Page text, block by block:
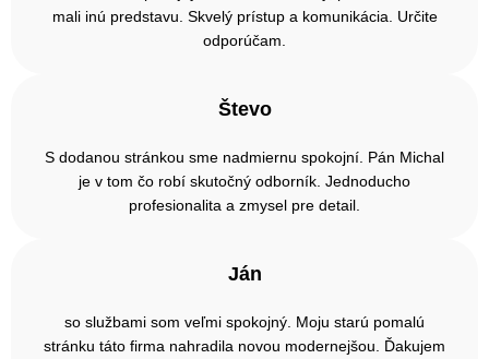
mali inú predstavu. Skvelý prístup a komunikácia. Určite
odporúčam.
Števo
S dodanou stránkou sme nadmiernu spokojní. Pán Michal
je v tom čo robí skutočný odborník. Jednoducho
profesionalita a zmysel pre detail.
Ján
so službami som veľmi spokojný. Moju starú pomalú
stránku táto firma nahradila novou modernejšou. Ďakujem